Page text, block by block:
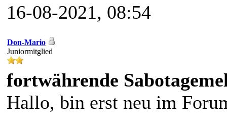
16-08-2021, 08:54
Don-Mario
Juniormitglied
fortwährende
Hallo, bin erst neu im